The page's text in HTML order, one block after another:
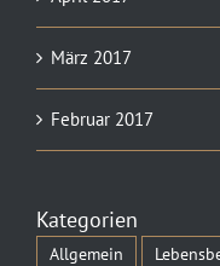
März 2017
Februar 2017
Kategorien
Allgemein